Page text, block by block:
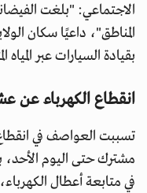
الاجتماعي: "بلغت
المناطق"، داعيًا سكان
بقيادة السيارات عبر المياه
انقطاع الكهرباء عن
مشترك حتى اليوم
في متابعة أعطال